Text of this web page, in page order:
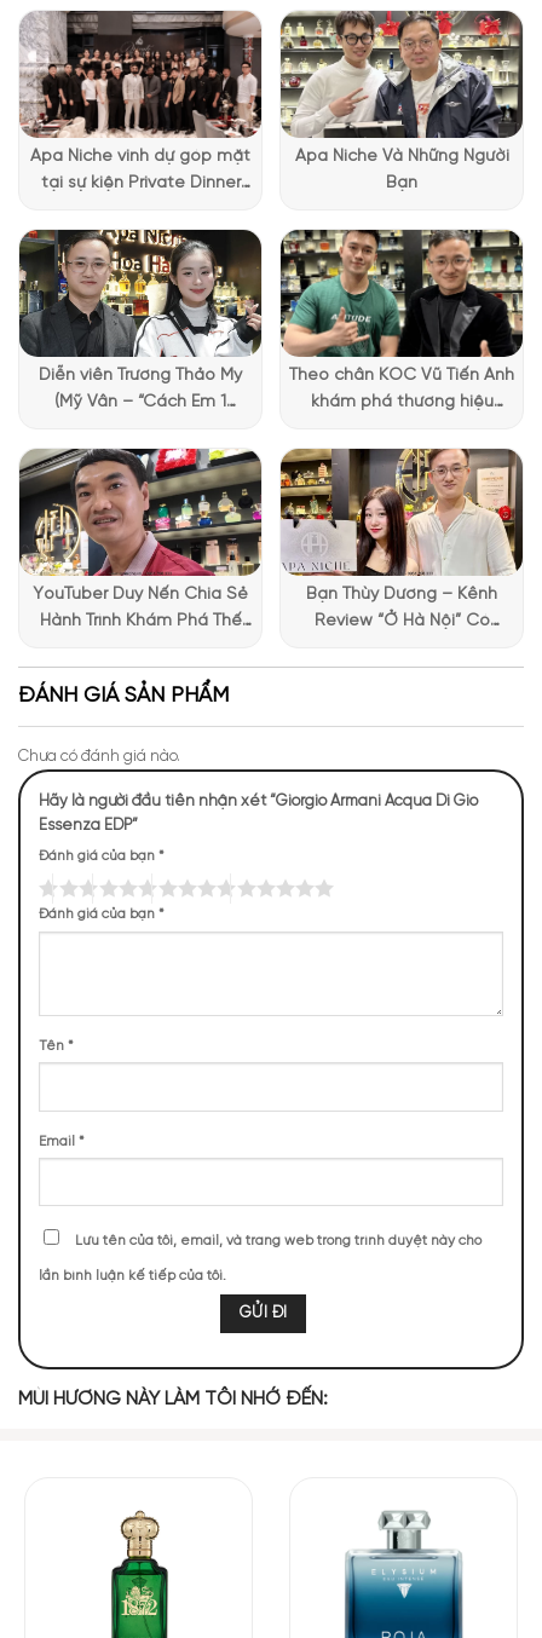
đơn giản nhưng vẫn rất nam tính. Chai thủy tinh trong suốt
góc cạnh làm nổi bật nước hoa bên trong, tạo nên một sự
hấp dẫn tinh tế. Nắp chai kim loại màu bạc tinh tế thể hiện sự
lịch lãm và trưởng thành như mùi hương củaGio Essenza
mang lại. Sự kết hợp giữa sự đơn giản và sự sang trọng trong
thiết kế chai này không chỉ làm nổi bật sản phẩm mà còn tôn
Mùi hương của Giorgio Armani Acqua Di Gio Essenza
NHỮNG NOTE HƯƠNG THEO CẢM NHẬN
THỰC TẾ
335 (7,00%) 325 (6,79%) 275 (5,75%) 240 (5,02%)
TOP NOTES
MIDDLE NOTES
Nốt Hương Hoa Hoa Nhài
Hạt Tiêu Xạ Hương Cỏ Hương Bài
Long Diên
Apa Niche vinh dự góp mặt
tại sự kiện Private Dinner
Vietnam
Apa Niche Và Những Người
Bạn
Diễn viên Trương Thảo My
(Mỹ Vân – “Cách Em 1
chia sẻ trải nghiệm chọn
nước hoa đầy thú vị
Theo chân KOC Vũ Tiến Anh
khám phá thương hiệu
YouTuber Duy Nến Chia Sẻ
Hành Trình Khám Phá Thế
Bạn Thùy Dương – Kênh
Review “Ở Hà Nội” Có
ĐÁNH GIÁ SẢN PHẨM
Chưa có đánh giá nào.
Hãy là người đầu tiên nhận xét “Giorgio Armani Acqua Di Gio
Essenza EDP”
Đánh giá của bạn *
Đánh giá của bạn *
Tên *
Email *
Lưu tên của tôi, email, và trang web trong trình duyệt này cho
lần bình luận kế tiếp của tôi.
MÙI HƯƠNG NÀY LÀM TÔI NHỚ ĐẾN: